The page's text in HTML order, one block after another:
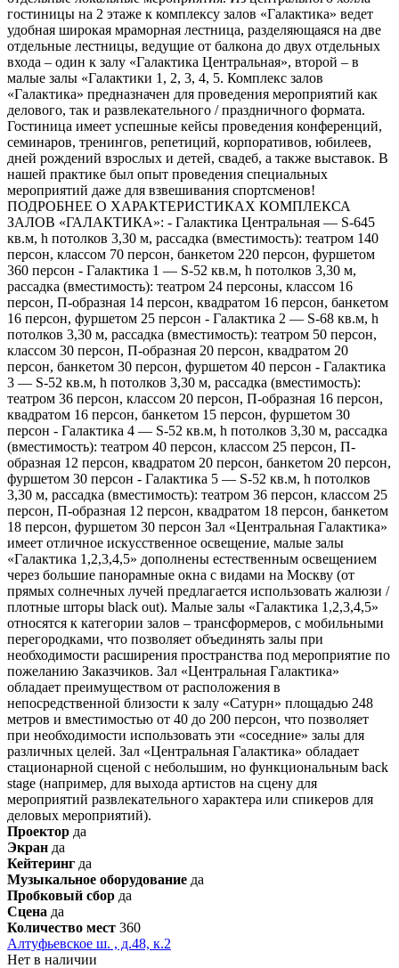
гостиницы на 2 этаже к комплексу залов «Галактика» ведет
удобная широкая мраморная лестница, разделяющаяся на две
отдельные лестницы, ведущие от балкона до двух отдельных
входа – один к залу «Галактика Центральная», второй – в
малые залы «Галактики 1, 2, 3, 4, 5. Комплекс залов
«Галактика» предназначен для проведения мероприятий как
делового, так и развлекательного / праздничного формата.
Гостиница имеет успешные кейсы проведения конференций,
семинаров, тренингов, репетиций, корпоративов, юбилеев,
дней рождений взрослых и детей, свадеб, а также выставок. В
нашей практике был опыт проведения специальных
мероприятий даже для взвешивания спортсменов!
ПОДРОБНЕЕ О ХАРАКТЕРИСТИКАХ КОМПЛЕКСА
ЗАЛОВ «ГАЛАКТИКА»: - Галактика Центральная — S-645
кв.м, h потолков 3,30 м, рассадка (вместимость): театром 140
персон, классом 70 персон, банкетом 220 персон, фуршетом
360 персон - Галактика 1 — S-52 кв.м, h потолков 3,30 м,
рассадка (вместимость): театром 24 персоны, классом 16
персон, П-образная 14 персон, квадратом 16 персон, банкетом
16 персон, фуршетом 25 персон - Галактика 2 — S-68 кв.м, h
потолков 3,30 м, рассадка (вместимость): театром 50 персон,
классом 30 персон, П-образная 20 персон, квадратом 20
персон, банкетом 30 персон, фуршетом 40 персон - Галактика
3 — S-52 кв.м, h потолков 3,30 м, рассадка (вместимость):
театром 36 персон, классом 20 персон, П-образная 16 персон,
квадратом 16 персон, банкетом 15 персон, фуршетом 30
персон - Галактика 4 — S-52 кв.м, h потолков 3,30 м, рассадка
(вместимость): театром 40 персон, классом 25 персон, П-
образная 12 персон, квадратом 20 персон, банкетом 20 персон,
фуршетом 30 персон - Галактика 5 — S-52 кв.м, h потолков
3,30 м, рассадка (вместимость): театром 36 персон, классом 25
персон, П-образная 12 персон, квадратом 18 персон, банкетом
18 персон, фуршетом 30 персон Зал «Центральная Галактика»
имеет отличное искусственное освещение, малые залы
«Галактика 1,2,3,4,5» дополнены естественным освещением
через большие панорамные окна с видами на Москву (от
прямых солнечных лучей предлагается использовать жалюзи /
плотные шторы black out). Малые залы «Галактика 1,2,3,4,5»
относятся к категории залов – трансформеров, с мобильными
перегородками, что позволяет объединять залы при
необходимости расширения пространства под мероприятие по
пожеланию Заказчиков. Зал «Центральная Галактика»
обладает преимуществом от расположения в
непосредственной близости к залу «Сатурн» площадью 248
метров и вместимостью от 40 до 200 персон, что позволяет
при необходимости использовать эти «соседние» залы для
различных целей. Зал «Центральная Галактика» обладает
стационарной сценой с небольшим, но функциональным back
stage (например, для выхода артистов на сцену для
мероприятий развлекательного характера или спикеров для
деловых мероприятий).
Проектор да
Экран да
Кейтеринг да
Музыкальное оборудование да
Пробковый сбор да
Сцена да
Количество мест 360
Алтуфьевское ш. , д.48, к.2
Нет в наличии